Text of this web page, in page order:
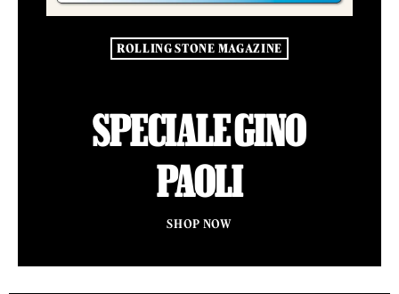
ROLLING STONE MAGAZINE
SPECIALE GINO
PAOLI
SHOP NOW